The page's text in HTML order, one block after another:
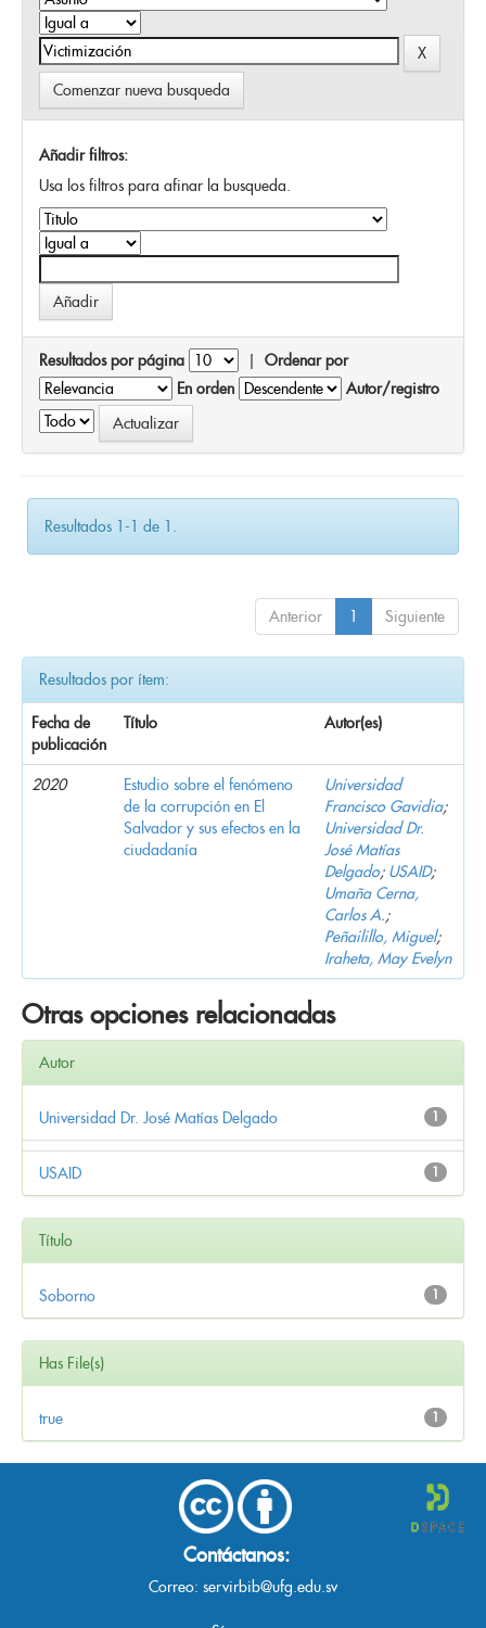
Comenzar nueva busqueda
Añadir filtros:
Usa los filtros para afinar la busqueda.
Resultados por página | Ordenar por
En orden
Autor/registro
Resultados 1-1 de 1.
Anterior 1 Siguiente
Resultados por ítem:
Fecha de
publicación
Título Autor(es)
2020
Estudio sobre el fenómeno
de la corrupción en El
Salvador y sus efectos en la
ciudadanía
Universidad
Francisco Gavidia;
Universidad Dr.
José Matías
Delgado; USAID;
Umaña Cerna,
Carlos A.;
Peñailillo, Miguel;
Iraheta, May Evelyn
Otras opciones relacionadas
Autor
1
Universidad Dr. José Matías Delgado
1
USAID
Título
1
Soborno
Has File(s)
1
true
Contáctanos:
Correo: servirbib@ufg.edu.sv